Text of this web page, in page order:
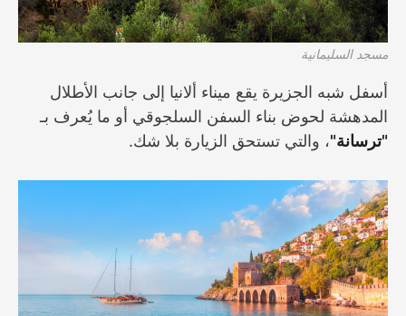
مسجد السليمانية
أسفل شبه الجزيرة يقع ميناء ألانيا إلى جانب الأطلال
المدهشة لحوض بناء السفن السلجوقي أو ما يُعرف بـ
"ترسانة"، والتي تستحق الزيارة بلا شك.